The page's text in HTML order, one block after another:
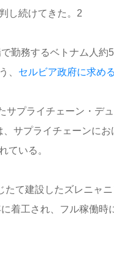
し続けてきた。2
勤務するベトナム人約
、 セルビア政府に求め
サプライチェーン・デ
、サプライチェーンに
ている。
て建設したズレニャ
着工され、フル稼働時